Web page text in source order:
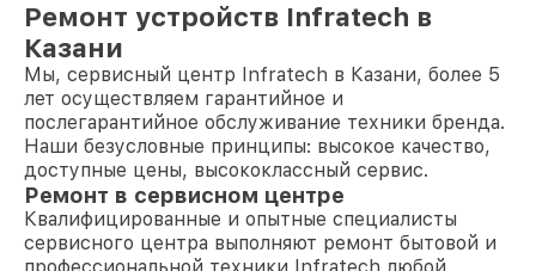
Ремонт устройств Infratech в
Казани
Мы, сервисный центр Infratech в Казани, более 5
лет осуществляем гарантийное и
послегарантийное обслуживание техники бренда.
Наши безусловные принципы: высокое качество,
доступные цены, высококлассный сервис.
Ремонт в сервисном центре
Квалифицированные и опытные специалисты
сервисного центра выполняют ремонт бытовой и